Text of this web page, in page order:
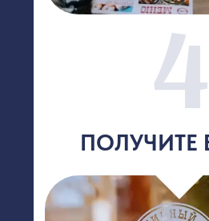
ВСЕ АКЦИИ
НАШИ ФИЛИАЛЫ